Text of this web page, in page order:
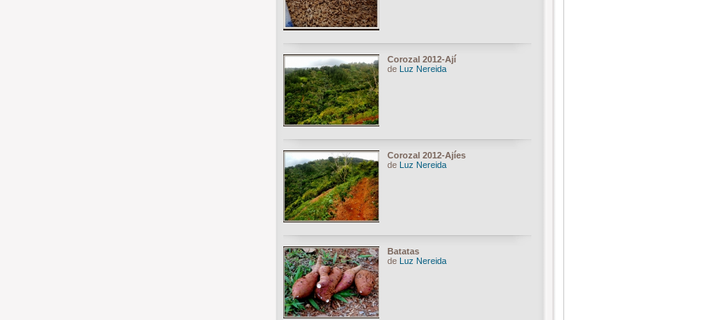
Corozal 2012-Ají
de Luz Nereida
Corozal 2012-Ajíes
de Luz Nereida
Batatas
de Luz Nereida